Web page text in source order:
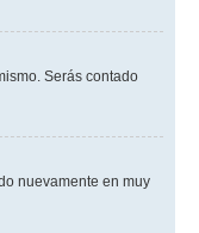
Serás contado
nuevamente en muy